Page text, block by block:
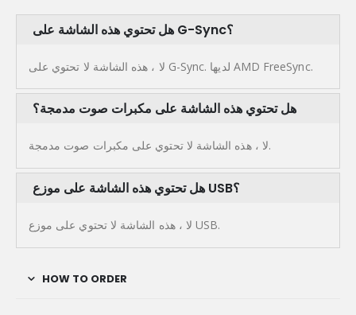
هل تحتوي هذه الشاشة على G-Sync؟
لا ، هذه الشاشة لا تحتوي على G-Sync. لديها AMD FreeSync.
هل تحتوي هذه الشاشة على مكبرات صوت مدمجة؟
لا ، هذه الشاشة لا تحتوي على مكبرات صوت مدمجة.
هل تحتوي هذه الشاشة على موزع USB؟
لا ، هذه الشاشة لا تحتوي على موزع USB.
HOW TO ORDER